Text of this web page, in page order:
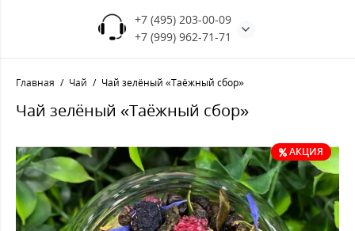
+7 (495) 203-00-09
+7 (999) 962-71-71
Главная Чай Чай зелёный «Таёжный сбор»
Чай зелёный «Таёжный сбор»
АКЦИЯ